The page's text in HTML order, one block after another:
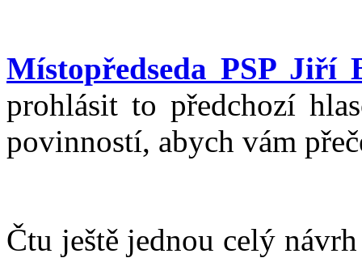
Místopředseda PSP Jiří
prohlásit to předchozí
povinností, abych vám
Čtu ještě jednou celý